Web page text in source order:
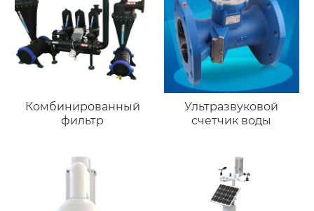
Комбинированный
фильтр
Ультразвуковой
счетчик воды